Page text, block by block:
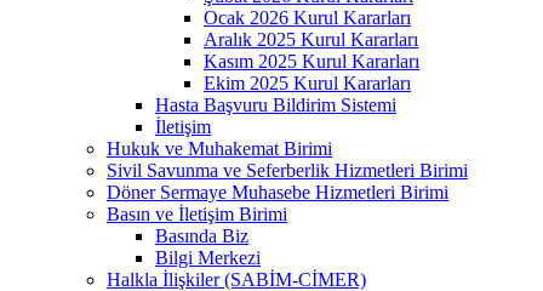
Ocak 2026 Kurul Kararları
Aralık 2025 Kurul Kararları
Kasım 2025 Kurul Kararları
Ekim 2025 Kurul Kararları
Hasta Başvuru Bildirim Sistemi
İletişim
Hukuk ve Muhakemat Birimi
Sivil Savunma ve Seferberlik Hizmetleri Birimi
Döner Sermaye Muhasebe Hizmetleri Birimi
Basın ve İletişim Birimi
Basında Biz
Bilgi Merkezi
Halkla İlişkiler (SABİM-CİMER)